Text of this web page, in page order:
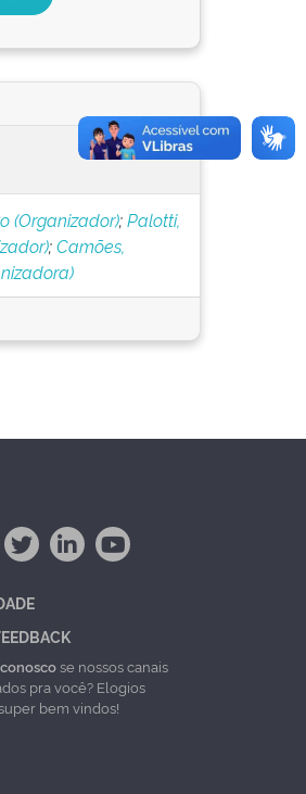
(Organizador);Palotti,
;Camões,
se nossos canais
pra você? Elogios
bem vindos!